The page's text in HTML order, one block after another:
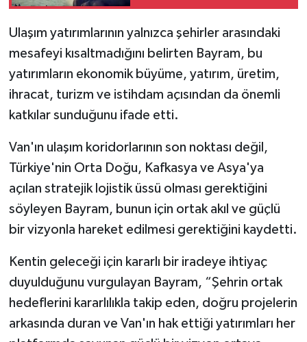
Ulaşım yatırımlarının yalnızca şehirler arasındaki
mesafeyi kısaltmadığını belirten Bayram, bu
yatırımların ekonomik büyüme, yatırım, üretim,
ihracat, turizm ve istihdam açısından da önemli
katkılar sunduğunu ifade etti.
Van'ın ulaşım koridorlarının son noktası değil,
Türkiye'nin Orta Doğu, Kafkasya ve Asya'ya
açılan stratejik lojistik üssü olması gerektiğini
söyleyen Bayram, bunun için ortak akıl ve güçlü
bir vizyonla hareket edilmesi gerektiğini kaydetti.
Kentin geleceği için kararlı bir iradeye ihtiyaç
duyulduğunu vurgulayan Bayram, “Şehrin ortak
hedeflerini kararlılıkla takip eden, doğru projelerin
arkasında duran ve Van'ın hak ettiği yatırımları her